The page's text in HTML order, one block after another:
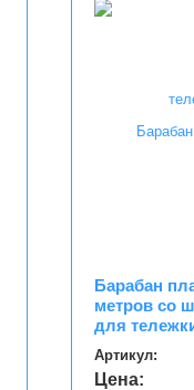
Барабан
метров со
для
Артикул:
Цена: